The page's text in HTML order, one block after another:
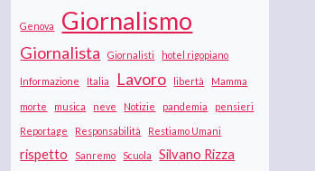
Genova Giornalismo
Giornalista Giornalisti hotel rigopiano
Informazione Italia Lavoro libertà Mamma
morte musica neve Notizie pandemia pensieri
Reportage Responsabilità Restiamo Umani
rispetto Sanremo Scuola Silvano Rizza